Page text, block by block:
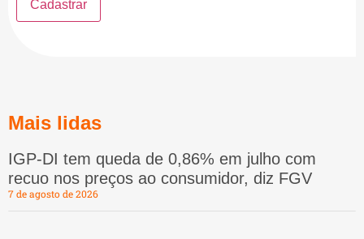
Mais lidas
IGP-DI tem queda de 0,86% em julho com
recuo nos preços ao consumidor, diz FGV
7 de agosto de 2026